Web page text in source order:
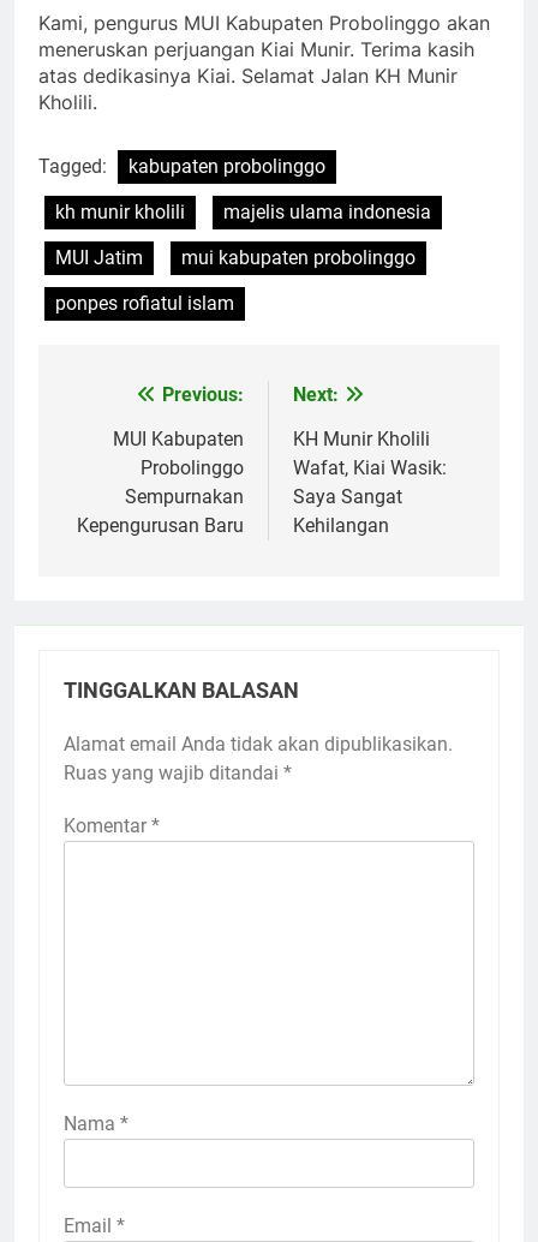
Kami, pengurus MUI Kabupaten Probolinggo akan
meneruskan perjuangan Kiai Munir. Terima kasih
atas dedikasinya Kiai. Selamat Jalan KH Munir
Kholili.
Tagged:
kabupaten probolinggo
kh munir kholili
majelis ulama indonesia
MUI Jatim
mui kabupaten probolinggo
ponpes rofiatul islam
NavigasiPrevious:
MUI Kabupaten
Probolinggo
Sempurnakan
Kepengurusan Baru
Next:
KH Munir Kholili
Wafat, Kiai Wasik:
Saya Sangat
Kehilangan
TINGGALKAN BALASAN
Alamat email Anda tidak akan dipublikasikan.
Ruas yang wajib ditandai *
Komentar *
Nama *
Email *